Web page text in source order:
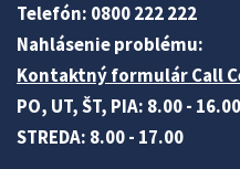
Telefón: 0800 222 222
Nahlásenie problému:
Kontaktný formulár Call
PO, UT, ŠT, PIA: 8.00 - 16.00
STREDA: 8.00 - 17.00